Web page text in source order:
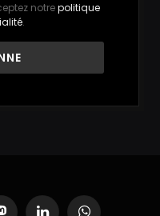
notrepolitique
.